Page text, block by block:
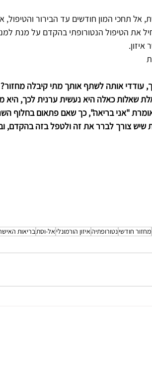
אל תחכי המון חודשים עד הבירור
את הטיפול הנטורופתי בהקדם על מנת
עודדי אותה לשתף אותך מתי קיבלה
שאלות כאלה היא נעשית ערנית לכך, היא
"אני בריאה", כך שאם פתאום בחלוף
שיש צורך לברר את זה ולטפל בזה בהקדם,
מחזור חודשינטורופתיהאיזון הורמונלי אל-וסתבריאות